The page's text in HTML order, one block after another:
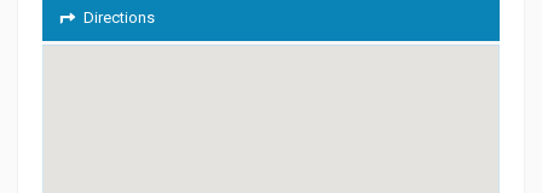
Directions